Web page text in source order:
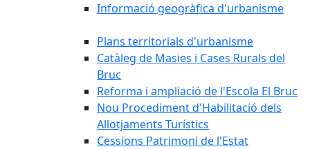
Informació geogràfica d'urbanisme
Plans territorials d'urbanisme
Catàleg de Masies i Cases Rurals del
Bruc
Reforma i ampliació de l'Escola El Bruc
Nou Procediment d'Habilitació dels
Allotjaments Turístics
Cessions Patrimoni de l'Estat